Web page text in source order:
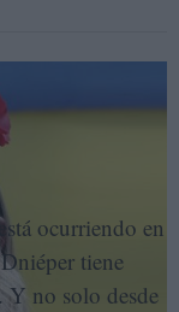
la embajada de
EFE/SÁSHENKA
ocurriendo en
tiene
Y no solo desde